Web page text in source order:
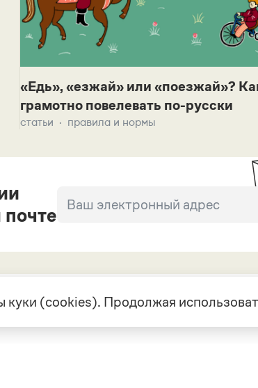
«Едь», «езжай» или «поезжай»?
грамотно повелевать по-русски
статьи правила и нормы
куки (cookies). Продолжая